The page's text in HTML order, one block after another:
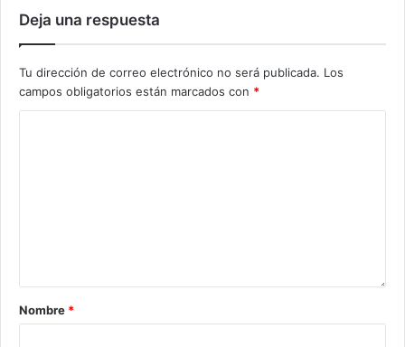
Deja una respuesta
Tu dirección de correo electrónico no será publicada. Los
campos obligatorios están marcados con *
Nombre *